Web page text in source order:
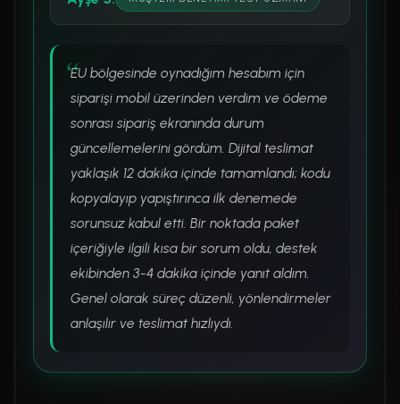
EU bölgesinde oynadığım hesabım için
siparişi mobil üzerinden verdim ve ödeme
sonrası sipariş ekranında durum
güncellemelerini gördüm. Dijital teslimat
yaklaşık 12 dakika içinde tamamlandı; kodu
kopyalayıp yapıştırınca ilk denemede
sorunsuz kabul etti. Bir noktada paket
içeriğiyle ilgili kısa bir sorum oldu, destek
ekibinden 3-4 dakika içinde yanıt aldım.
Genel olarak süreç düzenli, yönlendirmeler
anlaşılır ve teslimat hızlıydı.